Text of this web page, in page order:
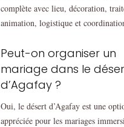
complète avec lieu, décoration,
animation, logistique et
Peut-on organiser un
mariage dans le
d’Agafay ?
Oui, le désert d’Agafay est une
appréciée pour les mariages